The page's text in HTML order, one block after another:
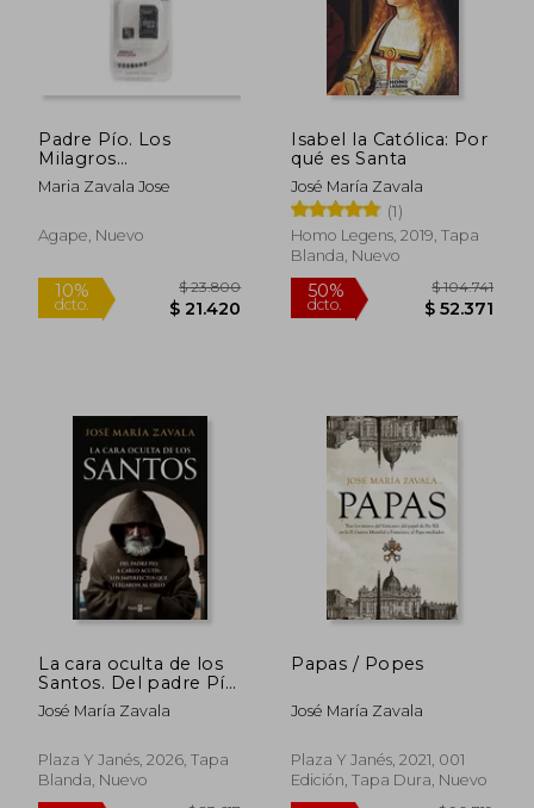
$ 48.029
Padre Pío. Los
Milagros
Desconocidos del
Santo
Maria Zavala Jose
Agape, Nuevo
Isabel la Católica: Por
qué es Santa
José María Zavala
(1)
Homo Legens, 2019, Tapa
Blanda, Nuevo
La cara oculta de los
Santos. Del padre Pío
a Carlo Acutis: los
imperfectos que
José María Zavala
Plaza Y Janés, 2026, Tapa
Blanda, Nuevo
Papas / Popes
José María Zavala
Plaza Y Janés, 2021, 001
Edición, Tapa Dura, Nuevo